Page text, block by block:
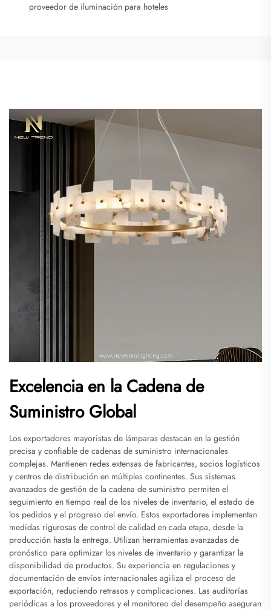
proveedor de iluminación para hoteles
Excelencia en la Cadena de
Suministro Global
Los exportadores mayoristas de lámparas destacan en la gestión
precisa y confiable de cadenas de suministro internacionales
complejas. Mantienen redes extensas de fabricantes, socios logísticos
y centros de distribución en múltiples continentes. Sus sistemas
avanzados de gestión de la cadena de suministro permiten el
seguimiento en tiempo real de los niveles de inventario, el estado de
los pedidos y el progreso del envío. Estos exportadores implementan
medidas rigurosas de control de calidad en cada etapa, desde la
producción hasta la entrega. Utilizan herramientas avanzadas de
pronóstico para optimizar los niveles de inventario y garantizar la
disponibilidad de productos. Su experiencia en regulaciones y
documentación de envíos internacionales agiliza el proceso de
exportación, reduciendo retrasos y complicaciones. Las auditorías
periódicas a los proveedores y el monitoreo del desempeño aseguran